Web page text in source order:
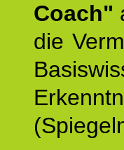
Coach"
die